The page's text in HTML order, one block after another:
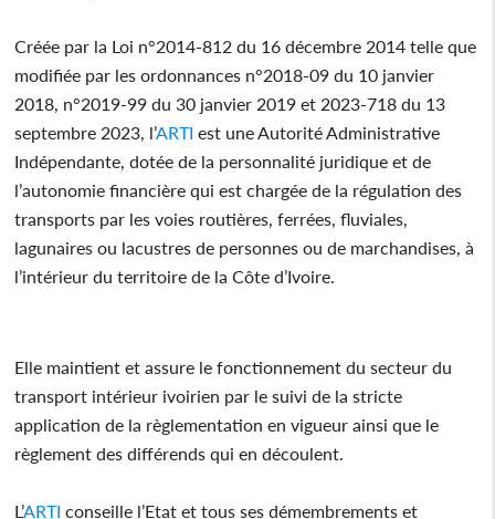
Créée par la Loi n°2014-812 du 16 décembre 2014 telle que
modifiée par les ordonnances n°2018-09 du 10 janvier
2018, n°2019-99 du 30 janvier 2019 et 2023-718 du 13
septembre 2023, l’ARTI est une Autorité Administrative
Indépendante, dotée de la personnalité juridique et de
l’autonomie financière qui est chargée de la régulation des
transports par les voies routières, ferrées, fluviales,
lagunaires ou lacustres de personnes ou de marchandises, à
l’intérieur du territoire de la Côte d’Ivoire.
Elle maintient et assure le fonctionnement du secteur du
transport intérieur ivoirien par le suivi de la stricte
application de la règlementation en vigueur ainsi que le
règlement des différends qui en découlent.
L’ARTI conseille l’Etat et tous ses démembrements et